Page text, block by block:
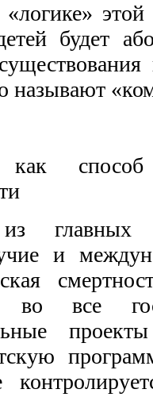
«логике»
будет
называют
способ
главных
и
во все